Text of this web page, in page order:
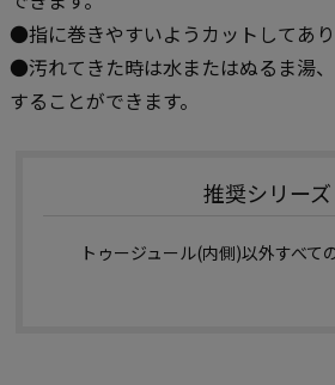
●指に巻きやすいようカットしてあり
●汚れてきた時は水またはぬるま湯
することができます。
推奨シリーズ
トゥージュール(内側)以外すべて